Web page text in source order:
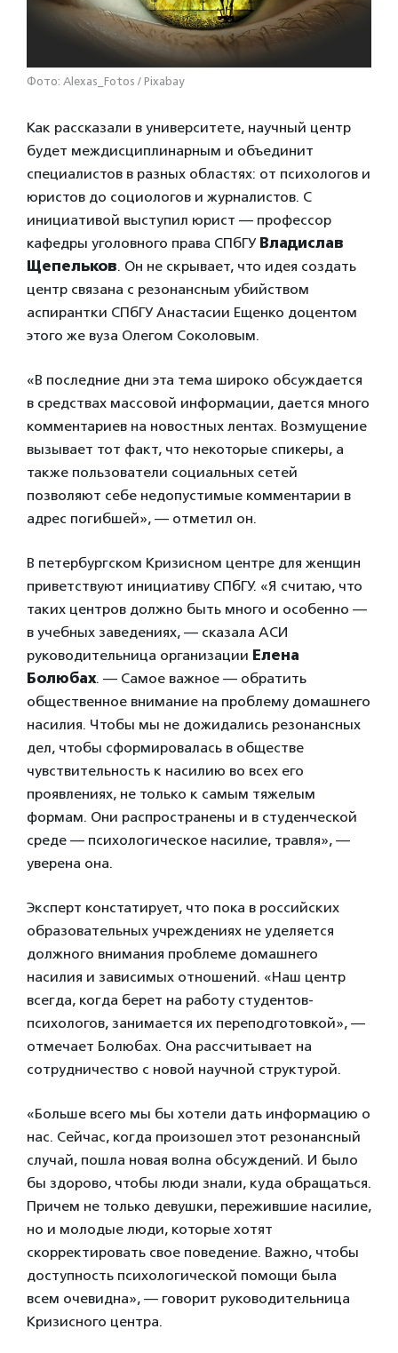
Фото: Alexas_Fotos / Pixabay
Как рассказали в университете, научный центр
будет междисциплинарным и объединит
специалистов в разных областях: от психологов и
юристов до социологов и журналистов. С
инициативой выступил юрист — профессор
кафедры уголовного права СПбГУ Владислав
Щепельков. Он не скрывает, что идея создать
центр связана с резонансным убийством
аспирантки СПбГУ Анастасии Ещенко доцентом
этого же вуза Олегом Соколовым.
«В последние дни эта тема широко обсуждается
в средствах массовой информации, дается много
комментариев на новостных лентах. Возмущение
вызывает тот факт, что некоторые спикеры, а
также пользователи социальных сетей
позволяют себе недопустимые комментарии в
адрес погибшей», — отметил он.
В петербургском Кризисном центре для женщин
приветствуют инициативу СПбГУ. «Я считаю, что
таких центров должно быть много и особенно —
в учебных заведениях, — сказала АСИ
руководительница организации Елена
Болюбах. — Самое важное — обратить
общественное внимание на проблему домашнего
насилия. Чтобы мы не дожидались резонансных
дел, чтобы сформировалась в обществе
чувствительность к насилию во всех его
проявлениях, не только к самым тяжелым
формам. Они распространены и в студенческой
среде — психологическое насилие, травля», —
уверена она.
Эксперт констатирует, что пока в российских
образовательных учреждениях не уделяется
должного внимания проблеме домашнего
насилия и зависимых отношений. «Наш центр
всегда, когда берет на работу студентов-
психологов, занимается их переподготовкой», —
отмечает Болюбах. Она рассчитывает на
сотрудничество с новой научной структурой.
«Больше всего мы бы хотели дать информацию о
нас. Сейчас, когда произошел этот резонансный
случай, пошла новая волна обсуждений. И было
бы здорово, чтобы люди знали, куда обращаться.
Причем не только девушки, пережившие насилие,
но и молодые люди, которые хотят
скорректировать свое поведение. Важно, чтобы
доступность психологической помощи была
всем очевидна», — говорит руководительница
Кризисного центра.